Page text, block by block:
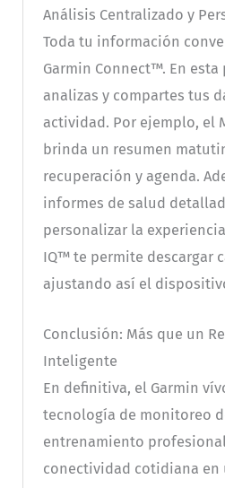
Análisis Centralizado y
Toda tu información
Garmin Connect™. En
analizas y compartes tus
actividad. Por ejemplo, el
brinda un resumen
recuperación y agenda.
informes de salud
personalizar la
IQ™ te permite descargar
ajustando así el
Conclusión: Más que un
Inteligente
En definitiva, el Garmin
tecnología de monitoreo
entrenamiento
conectividad cotidiana